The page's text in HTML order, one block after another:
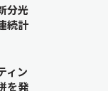
分光
続計
ィン
を発